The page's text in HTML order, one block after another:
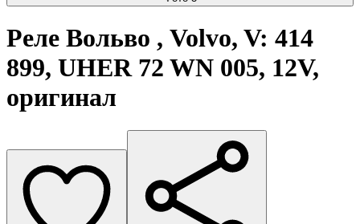
Реле Вольво , Volvo, V: 414
899, UHER 72 WN 005, 12V,
оригинал